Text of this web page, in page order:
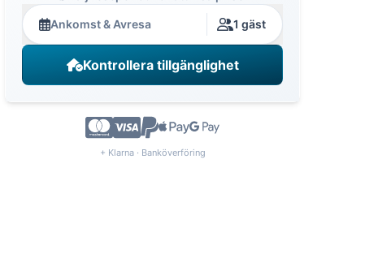
Ankomst & Avresa 1 gäst
Kontrollera tillgänglighet
+ Klarna · Banköverföring